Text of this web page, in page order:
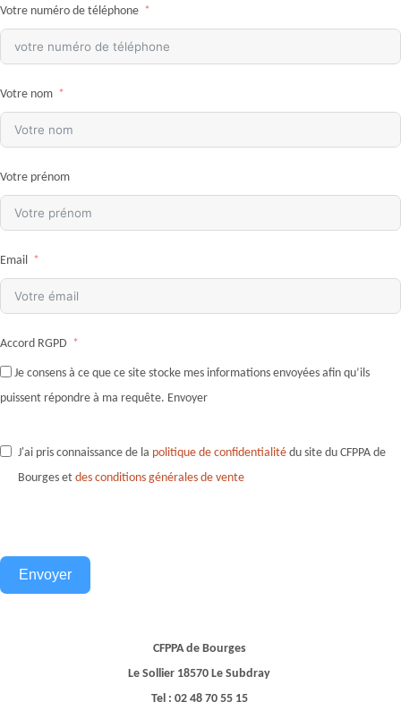
Votre numéro de téléphone
Votre nom
Votre prénom
Email
Accord RGPD
Je consens à ce que ce site stocke mes informations envoyées afin qu’ils
puissent répondre à ma requête. Envoyer
J'ai pris connaissance de la politique de confidentialité du site du CFPPA de
Bourges et des conditions générales de vente
Envoyer
CFPPA de Bourges
Le Sollier 18570 Le Subdray
Tel : 02 48 70 55 15